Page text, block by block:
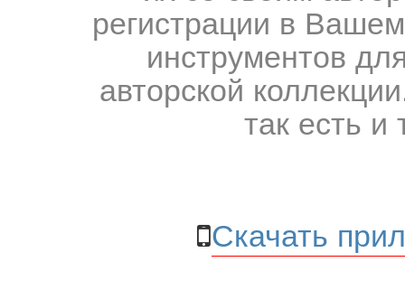
регистрации в
инструментов
авторской
так есть и
Скачать